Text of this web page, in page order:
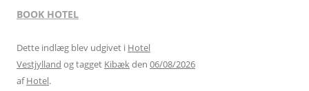
BOOK HOTEL
Dette indlæg blev udgivet i Hotel
Vestjylland og tagget Kibækden 06/08/2026
afHotel.